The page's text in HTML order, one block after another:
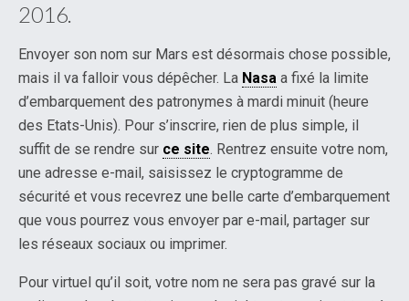
2016.
Envoyer son nom sur Mars est désormais chose possible,
mais il va falloir vous dépêcher. La Nasa a fixé la limite
d’embarquement des patronymes à mardi minuit (heure
des Etats-Unis). Pour s’inscrire, rien de plus simple, il
suffit de se rendre sur ce site. Rentrez ensuite votre nom,
une adresse e-mail, saisissez le cryptogramme de
sécurité et vous recevrez une belle carte d’embarquement
que vous pourrez vous envoyer par e-mail, partager sur
les réseaux sociaux ou imprimer.
Pour virtuel qu’il soit, votre nom ne sera pas gravé sur la